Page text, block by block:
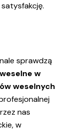
sprawdzą
w
weselnych
nas
w